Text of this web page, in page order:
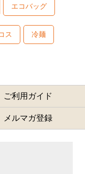
エコバッグ
ス 冷麺
ご利用ガイド
メルマガ登録